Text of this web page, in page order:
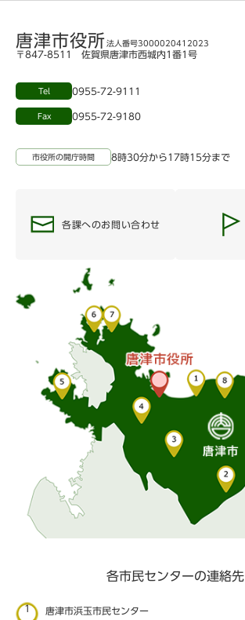
唐津市役所 法人番号3000020412023
〒847-8511 佐賀県唐津市西城内1番1号
Tel 0955-72-9111
Fax 0955-72-9180
市役所の開庁時間 8時30分から17時15分まで
各課へのお問い合わせ
各市民センターの連絡先
1 唐津市浜玉市民センター